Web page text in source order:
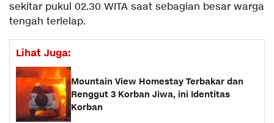
sekitar pukul 02.30 WITA saat sebagian besar warga
tengah terlelap.
Lihat Juga:
Mountain View Homestay Terbakar dan
Renggut 3 Korban Jiwa, ini Identitas
Korban